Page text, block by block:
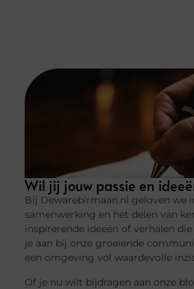
Wil jij jouw passie en
Bij Dewarebirmaan.nl geloven we
samenwerking en het delen van
inspirerende ideeën of verhalen
je aan bij onze groeiende
een omgeving vol waardevolle
Of je nu wilt bijdragen aan onze